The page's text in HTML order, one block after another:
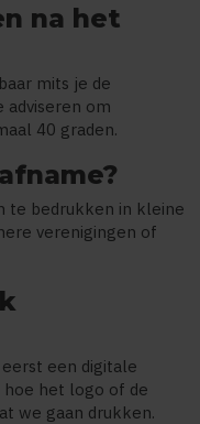
na het
mits je de
om
40 graden.
te bedrukken in kleine
verenigingen of
een digitale
het logo of de
we gaan drukken.